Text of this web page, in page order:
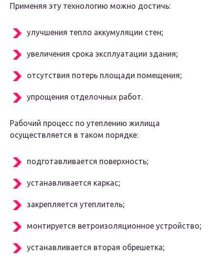
Применяя эту технологию можно достичь:
улучшения тепло аккумуляции стен;
увеличения срока эксплуатации здания;
отсутствия потерь площади помещения;
упрощения отделочных работ.
Рабочий процесс по утеплению жилища
осуществляется в таком порядке:
подготавливается поверхность;
устанавливается каркас;
закрепляется утеплитель;
монтируется ветроизоляционное устройство;
устанавливается вторая обрешетка;